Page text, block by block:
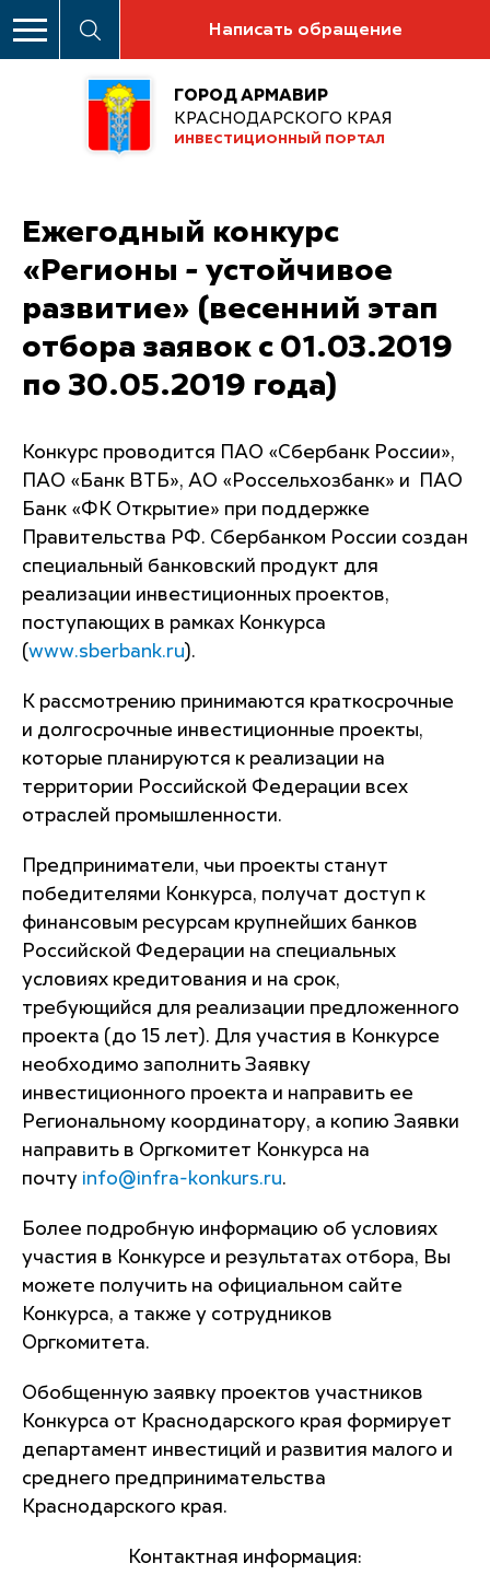
Написать обращение
ГОРОД АРМАВИР
КРАСНОДАРСКОГО КРАЯ
ИНВЕСТИЦИОННЫЙ ПОРТАЛ
Ежегодный конкурс
«Регионы - устойчивое
развитие» (весенний этап
отбора заявок с 01.03.2019
по 30.05.2019 года)
Конкурс проводится ПАО «Сбербанк России»,
ПАО «Банк ВТБ», АО «Россельхозбанк» и ПАО
Банк «ФК Открытие» при поддержке
Правительства РФ. Сбербанком России создан
специальный банковский продукт для
реализации инвестиционных проектов,
поступающих в рамках Конкурса
(www.sberbank.ru).
К рассмотрению принимаются краткосрочные
и долгосрочные инвестиционные проекты,
которые планируются к реализации на
территории Российской Федерации всех
отраслей промышленности.
Предприниматели, чьи проекты станут
победителями Конкурса, получат доступ к
финансовым ресурсам крупнейших банков
Российской Федерации на специальных
условиях кредитования и на срок,
требующийся для реализации предложенного
проекта (до 15 лет). Для участия в Конкурсе
необходимо заполнить Заявку
инвестиционного проекта и направить ее
Региональному координатору, а копию Заявки
направить в Оргкомитет Конкурса на
почту info@infra-konkurs.ru.
Более подробную информацию об условиях
участия в Конкурсе и результатах отбора, Вы
можете получить на официальном сайте
Конкурса, а также у сотрудников
Оргкомитета.
Обобщенную заявку проектов участников
Конкурса от Краснодарского края формирует
департамент инвестиций и развития малого и
среднего предпринимательства
Краснодарского края.
Контактная информация: